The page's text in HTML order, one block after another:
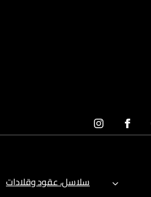
سلاسل، عقود وقلادات